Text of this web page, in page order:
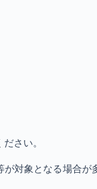
さい。
対象となる場合が